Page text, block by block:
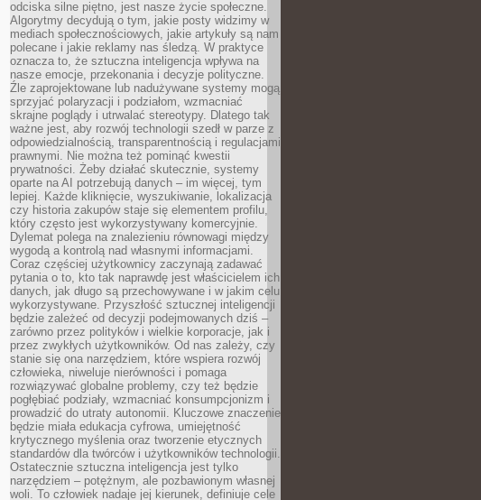
odciska silne piętno, jest nasze życie społeczne.
Algorytmy decydują o tym, jakie posty widzimy w
mediach społecznościowych, jakie artykuły są nam
polecane i jakie reklamy nas śledzą. W praktyce
oznacza to, że sztuczna inteligencja wpływa na
nasze emocje, przekonania i decyzje polityczne.
Źle zaprojektowane lub nadużywane systemy mogą
sprzyjać polaryzacji i podziałom, wzmacniać
skrajne poglądy i utrwalać stereotypy. Dlatego tak
ważne jest, aby rozwój technologii szedł w parze z
odpowiedzialnością, transparentnością i regulacjami
prawnymi. Nie można też pominąć kwestii
prywatności. Żeby działać skutecznie, systemy
oparte na AI potrzebują danych – im więcej, tym
lepiej. Każde kliknięcie, wyszukiwanie, lokalizacja
czy historia zakupów staje się elementem profilu,
który często jest wykorzystywany komercyjnie.
Dylemat polega na znalezieniu równowagi między
wygodą a kontrolą nad własnymi informacjami.
Coraz częściej użytkownicy zaczynają zadawać
pytania o to, kto tak naprawdę jest właścicielem ich
danych, jak długo są przechowywane i w jakim celu
wykorzystywane. Przyszłość sztucznej inteligencji
będzie zależeć od decyzji podejmowanych dziś –
zarówno przez polityków i wielkie korporacje, jak i
przez zwykłych użytkowników. Od nas zależy, czy
stanie się ona narzędziem, które wspiera rozwój
człowieka, niweluje nierówności i pomaga
rozwiązywać globalne problemy, czy też będzie
pogłębiać podziały, wzmacniać konsumpcjonizm i
prowadzić do utraty autonomii. Kluczowe znaczenie
będzie miała edukacja cyfrowa, umiejętność
krytycznego myślenia oraz tworzenie etycznych
standardów dla twórców i użytkowników technologii.
Ostatecznie sztuczna inteligencja jest tylko
narzędziem – potężnym, ale pozbawionym własnej
woli. To człowiek nadaje jej kierunek, definiuje cele